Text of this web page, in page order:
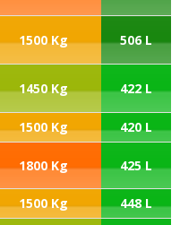
1500 Kg 506 L
1450 Kg 422 L
1500 Kg
420 L
1800 Kg 425 L
1500 Kg
448 L